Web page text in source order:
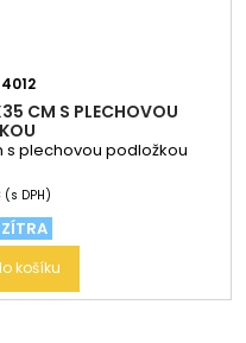
CM S PLECHOVOU
s plechovou podložkou
(s DPH)
košíku